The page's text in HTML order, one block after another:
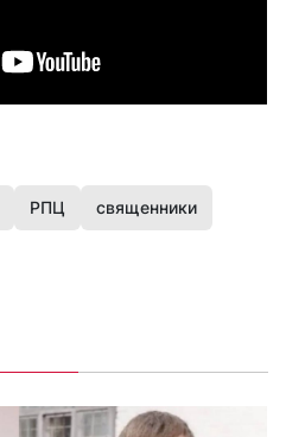
РПЦ священники